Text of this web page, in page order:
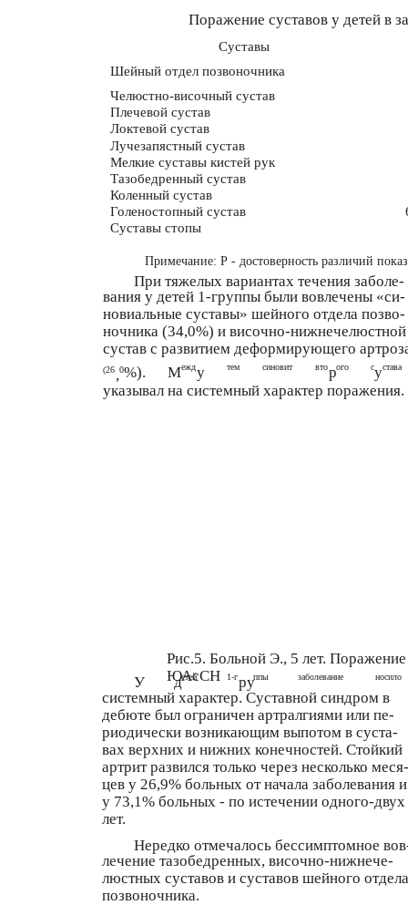
При тяжелых вариантах течения заболе-
вания у детей 1-группы были вовлечены «си-
новиальные суставы» шейного отдела позво-
ночника (34,0%) и височно-нижнечелюстной
сустав с развитием деформирующего
(26,0%). Между тем синовит второго сустава
указывал на системный характер поражения.
У детей 1-группы заболевание носило
системный характер. Суставной синдром в
дебюте был ограничен артралгиями или пе-
риодически возникающим выпотом в суста-
вах верхних и нижних конечностей. Стойкий
артрит развился только через несколько меся-
цев у 26,9% больных от начала заболевания и
у 73,1% больных - по истечении одного-двух
лет.
Нередко отмечалось бессимптомное
лечение тазобедренных, височно-нижнече-
люстных суставов и суставов шейного отдела
позвоночника.
Суставы
Шейный отдел позвоночника
Челюстно-височный сустав
Плечевой сустав
Локтевой сустав
Лучезапястный сустав
Мелкие суставы кистей рук
Тазобедренный сустав
Коленный сустав
Голеностопный сустав
Суставы стопы
Примечание: Р - достоверность различий
Рис.5. Больной Э., 5 лет.
ЮАсСН
Поражение суставов у детей в